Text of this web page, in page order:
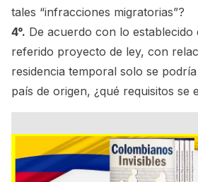
tales “infracciones migratorias”?
4°. De acuerdo con lo
referido proyecto de ley, con
residencia temporal solo se
país de origen, ¿qué requisitos se